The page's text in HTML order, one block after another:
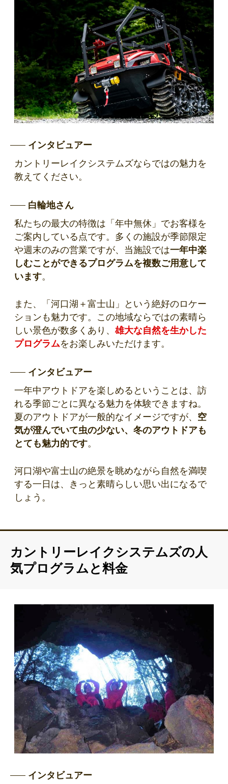
インタビュアー
カントリーレイクシステムズならではの魅力を
教えてください。
白輪地さん
私たちの最大の特徴は「年中無休」でお客様を
ご案内している点です。多くの施設が季節限定
や週末のみの営業ですが、当施設では一年中楽
しむことができるプログラムを複数ご用意して
います。
また、「河口湖＋富士山」という絶好のロケー
ションも魅力です。この地域ならではの素晴ら
しい景色が数多くあり、 雄大な自然を生かした
プログラムをお楽しみいただけます。
インタビュアー
一年中アウトドアを楽しめるということは、訪
れる季節ごとに異なる魅力を体験できますね。
夏のアウトドアが一般的なイメージですが、 空
気が澄んでいて虫の少ない、冬のアウトドアも
とても魅力的です。
河口湖や富士山の絶景を眺めながら自然を満喫
する一日は、きっと素晴らしい思い出になるで
しょう。
カントリーレイクシステムズの人
気プログラムと料金
インタビュアー